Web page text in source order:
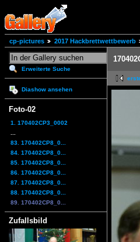
cp-pictures 2017 Hackbrettwettbewerb
Erweiterte Suche
Diashow ansehen
Foto-02
1. 170402CP3_0002
83. 170402CP8_0...
84. 170402CP8_0...
85. 170402CP8_0...
86. 170402CP8_0...
87. 170402CP8_0...
88. 170402CP8_0...
89. 170402CP8_0...
Zufallsbild